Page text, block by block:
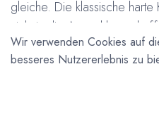
gleiche. Die klassische harte
nicht in die Auswahl
erfolgte nach internationaler
der Temperaturen im Juni
Die Meinungen über die
Wir verwenden Cookies auf
besseres Nutzererlebnis zu